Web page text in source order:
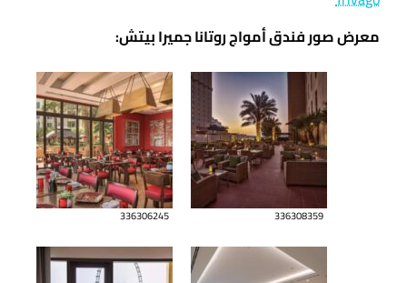
معرض صور فندق أمواج روتانا جميرا بيتش:
336306245 336308359